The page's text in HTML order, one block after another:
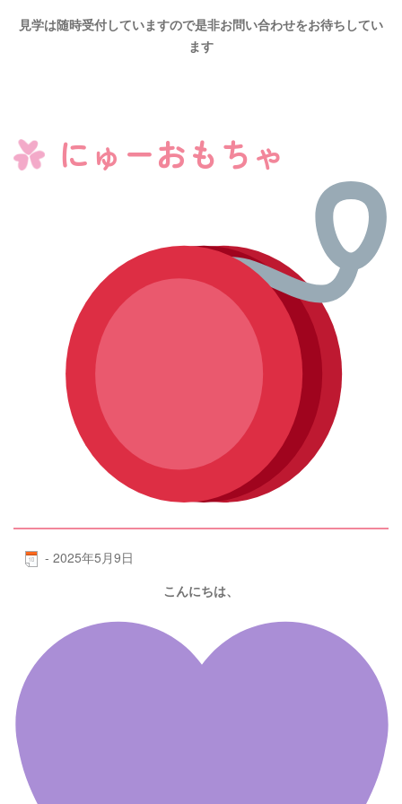
見学は随時受付していますので是非お問い合わせをお待ちしてい
ます
にゅーおもちゃ
- 2025年5月9日
こんにちは、